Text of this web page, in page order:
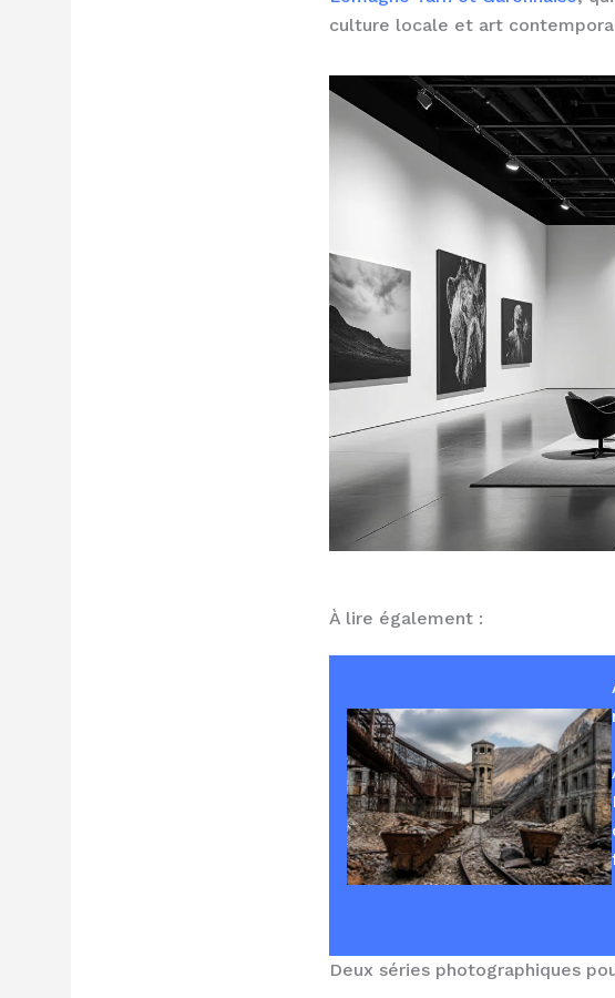
culture locale et art
À lire également :
Deux séries photographiques